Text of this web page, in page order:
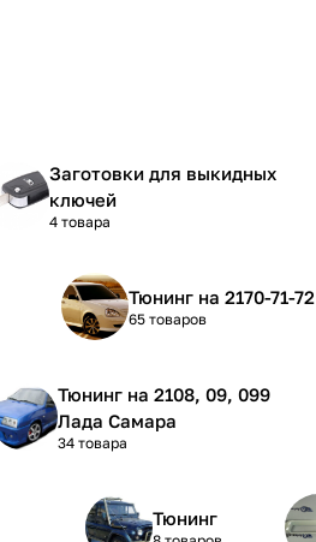
Заготовки для выкидных
ключей
4 товара
Тюнинг на 2170-71-72
65 товаров
Тюнинг на 2108, 09, 099
Лада Самара
34 товара
Тюнинг